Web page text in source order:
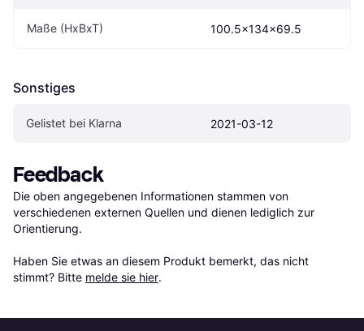
Maße (HxBxT) 100.5x134x69.5
Sonstiges
Gelistet bei Klarna 2021-03-12
Feedback
Die oben angegebenen Informationen stammen von
verschiedenen externen Quellen und dienen lediglich zur
Orientierung.
Haben Sie etwas an diesem Produkt bemerkt, das nicht
stimmt? Bitte melde sie hier.